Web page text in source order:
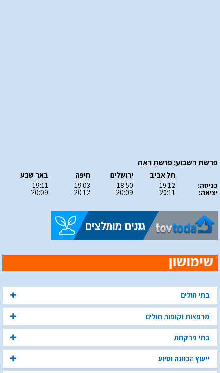
פרשת השבוע: פרשת ראה
כניסה:
יציאה:
תל אביב
19:12
20:11
ירושלים
18:50
20:09
חיפה
19:03
20:12
באר שבע
19:11
20:09
בתי חולים
מרפאות וקופות חולים
בתי מרקחת
ייעוץ הכוונה וסיוע